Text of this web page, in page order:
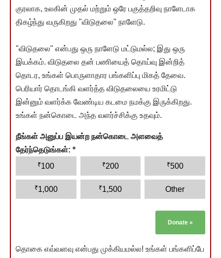
குரலாக, உலகின் முதல் மற்றும் ஒரே பகுத்தறிவு நாளேடாக
திகழ்ந்து வருகிறது "விடுதலை" நாளேடு.
"விடுதலை" என்பது ஒரு நாளேடு மட்டுமல்ல; இது ஒரு
இயக்கம். விடுதலை தன் பணியைத் தொய்வு இன்றித்
தொடர, உங்கள் பொருளாதார பங்களிப்பு மிகத் தேவை.
பெரியார் தொடங்கி வளர்த்த விடுதலையை உரமிட்டு
இன்னும் வளர்க்க வேண்டிய கடமை நமக்கு இருக்கிறது.
உங்கள் நன்கொடை அந்த வளர்ச்சிக்கு உதவும்.
நீங்கள் அனுப்ப இயன்ற நன்கொடை அளவைத்
தேர்ந்தெடுங்கள்: *
₹100 ₹200 ₹500
₹1,000 ₹1,500 Other
Donate »
தொகை எவ்வளவு என்பது முக்கியமல்ல! உங்கள் பங்களிப்பே